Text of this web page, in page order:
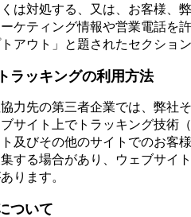
は対処する、又は、お客様、
ケティング情報や営業電話を
アウト」と題されたセクショ
ラッキングの利用方法
力先の第三者企業では、弊社
サイト上でトラッキング技術
及びその他のサイトでのお客
する場合があり、ウェブサイ
ります。
ついて